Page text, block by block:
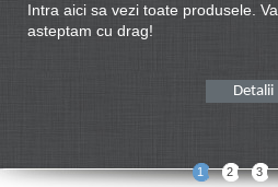
Intra aici sa vezi toate produsele. Va
asteptam cu drag!
Detalii
1 2 3